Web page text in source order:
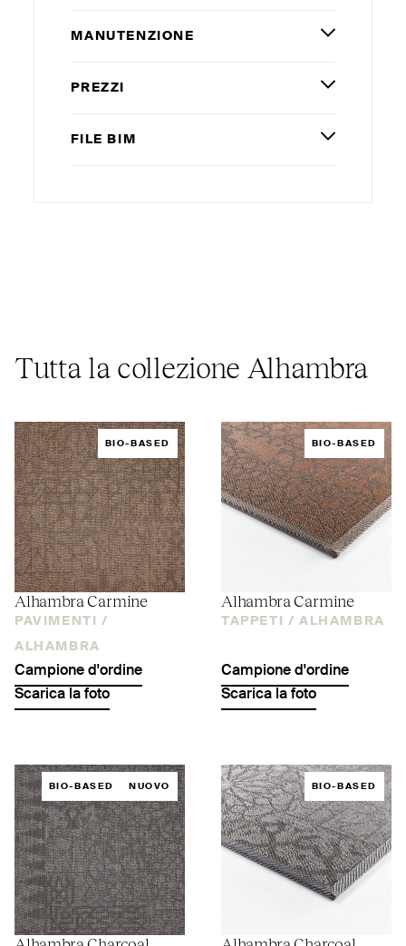
MANUTENZIONE
PREZZI
FILE BIM
Tutta la collezione Alhambra
BIO-BASED
Alhambra Carmine
PAVIMENTI /
ALHAMBRA
Campione d'ordine
Scarica la foto
BIO-BASED
Alhambra Carmine
TAPPETI / ALHAMBRA
Campione d'ordine
Scarica la foto
BIO-BASED NUOVO BIO-BASED